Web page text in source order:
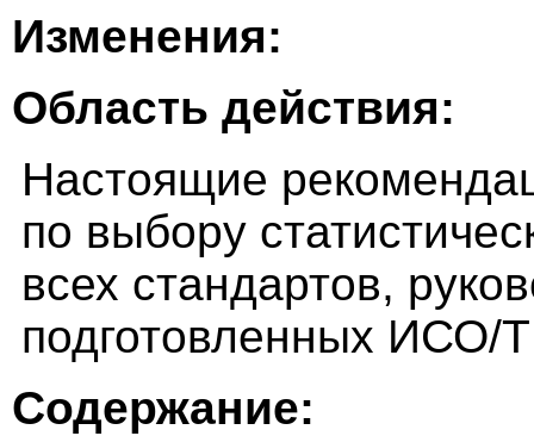
Изменения:
Область действия:
Настоящие
по выбору
всех стандартов,
подготовленных ИСО/
Содержание: